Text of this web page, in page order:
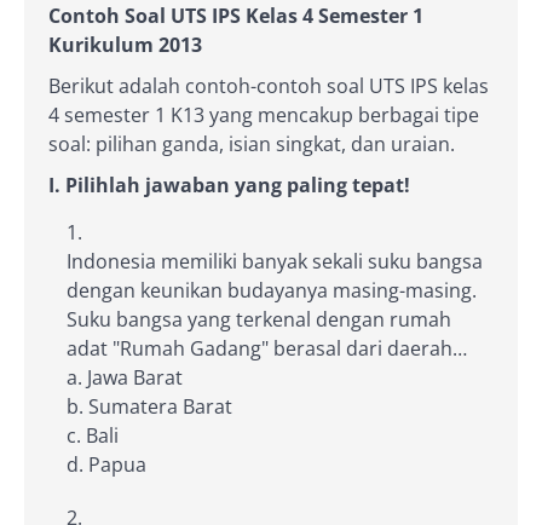
Contoh Soal UTS IPS Kelas 4 Semester 1
Kurikulum 2013
Berikut adalah contoh-contoh soal UTS IPS kelas
4 semester 1 K13 yang mencakup berbagai tipe
soal: pilihan ganda, isian singkat, dan uraian.
I. Pilihlah jawaban yang paling tepat!
Indonesia memiliki banyak sekali suku bangsa
dengan keunikan budayanya masing-masing.
Suku bangsa yang terkenal dengan rumah
adat "Rumah Gadang" berasal dari daerah…
a. Jawa Barat
b. Sumatera Barat
c. Bali
d. Papua